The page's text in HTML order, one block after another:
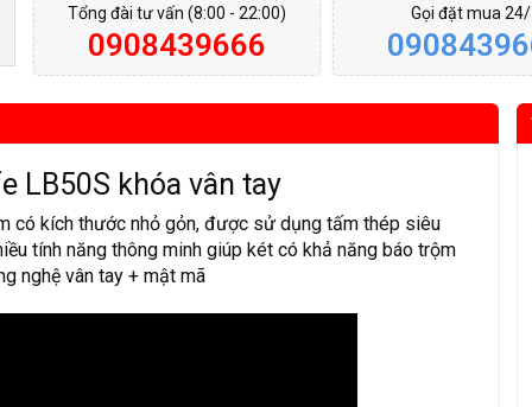
Tổng đài tư vấn (8:00 - 22:00)
0908439666
Gọi đặt mua
LB50S khóa vân tay
có kích thước nhỏ gỏn, được sử dụng tấm thép siêu
tính năng thông minh giúp két có khả năng báo trộm
nghệ vân tay + mật mã